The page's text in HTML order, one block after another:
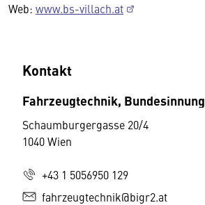
Web: www.bs-villach.at
Kontakt
Fahrzeugtechnik, Bundesinnung
Schaumburgergasse 20/4
1040 Wien
+43 1 5056950 129
fahrzeugtechnik@bigr2.at